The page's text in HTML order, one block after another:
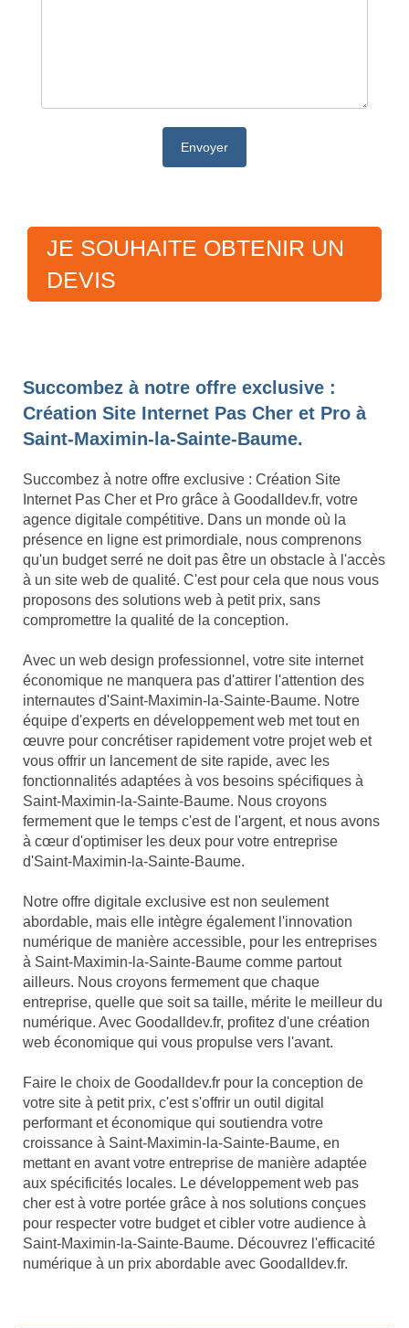
JE SOUHAITE OBTENIR UN
DEVIS
Succombez à notre offre exclusive :
Création Site Internet Pas Cher et Pro à
Saint-Maximin-la-Sainte-Baume.
Succombez à notre offre exclusive : Création Site
Internet Pas Cher et Pro grâce à Goodalldev.fr, votre
agence digitale compétitive. Dans un monde où la
présence en ligne est primordiale, nous comprenons
qu'un budget serré ne doit pas être un obstacle à l'accès
à un site web de qualité. C'est pour cela que nous vous
proposons des solutions web à petit prix, sans
compromettre la qualité de la conception.
Avec un web design professionnel, votre site internet
économique ne manquera pas d'attirer l'attention des
internautes d'Saint-Maximin-la-Sainte-Baume. Notre
équipe d'experts en développement web met tout en
œuvre pour concrétiser rapidement votre projet web et
vous offrir un lancement de site rapide, avec les
fonctionnalités adaptées à vos besoins spécifiques à
Saint-Maximin-la-Sainte-Baume. Nous croyons
fermement que le temps c'est de l'argent, et nous avons
à cœur d'optimiser les deux pour votre entreprise
d'Saint-Maximin-la-Sainte-Baume.
Notre offre digitale exclusive est non seulement
abordable, mais elle intègre également l'innovation
numérique de manière accessible, pour les entreprises
à Saint-Maximin-la-Sainte-Baume comme partout
ailleurs. Nous croyons fermement que chaque
entreprise, quelle que soit sa taille, mérite le meilleur du
numérique. Avec Goodalldev.fr, profitez d'une création
web économique qui vous propulse vers l'avant.
Faire le choix de Goodalldev.fr pour la conception de
votre site à petit prix, c'est s'offrir un outil digital
performant et économique qui soutiendra votre
croissance à Saint-Maximin-la-Sainte-Baume, en
mettant en avant votre entreprise de manière adaptée
aux spécificités locales. Le développement web pas
cher est à votre portée grâce à nos solutions conçues
pour respecter votre budget et cibler votre audience à
Saint-Maximin-la-Sainte-Baume. Découvrez l'efficacité
numérique à un prix abordable avec Goodalldev.fr.